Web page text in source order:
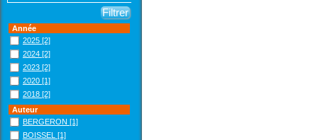
Année
2025 [2]
2024 [2]
2023 [2]
2020 [1]
2018 [2]
Auteur
BERGERON [1]
BOISSEL [1]